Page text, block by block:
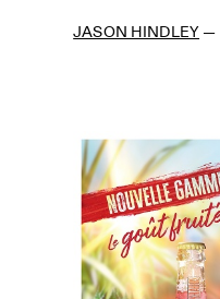
JASON HINDLEY —